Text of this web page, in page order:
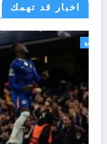
اخبار قد تهمك
مجتمع